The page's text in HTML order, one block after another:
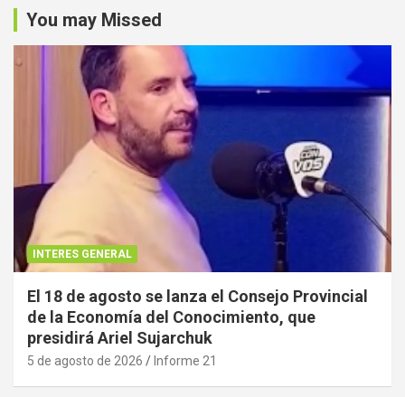
You may Missed
INTERES GENERAL
El 18 de agosto se lanza el Consejo Provincial
de la Economía del Conocimiento, que
presidirá Ariel Sujarchuk
5 de agosto de 2026 Informe 21